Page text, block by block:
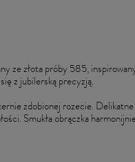
ze złota próby 585,
z jubilerską precyzją.
zdobionej rozecie.
Smukła obrączka